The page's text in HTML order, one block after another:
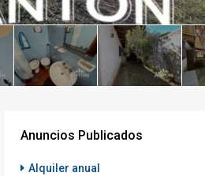
Anuncios Publicados
Alquiler anual